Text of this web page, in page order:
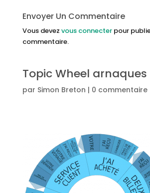
Envoyer Un Commentaire
Vous devez vous connecterpour
commentaire.
Topic Wheel
par Simon Breton | 0 commentaire